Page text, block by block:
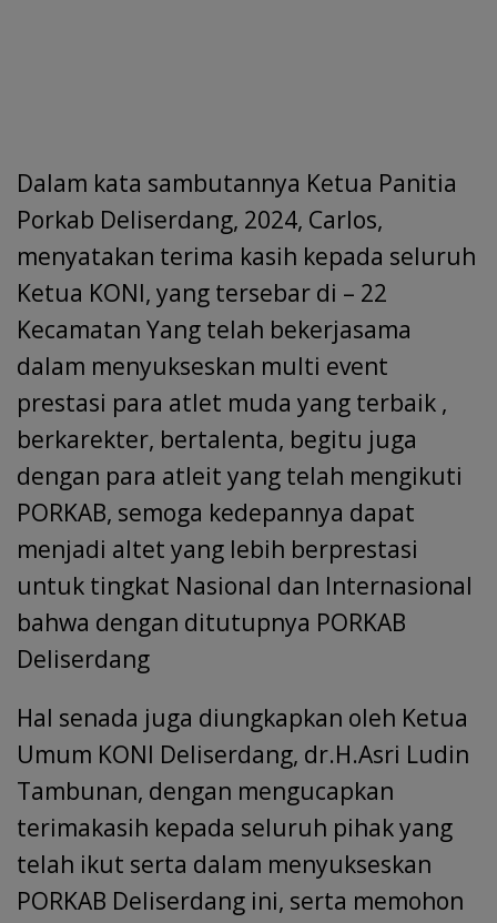
Dalam kata sambutannya Ketua Panitia
Porkab Deliserdang, 2024, Carlos,
menyatakan terima kasih kepada seluruh
Ketua KONI, yang tersebar di – 22
Kecamatan Yang telah bekerjasama
dalam menyukseskan multi event
prestasi para atlet muda yang terbaik ,
berkarekter, bertalenta, begitu juga
dengan para atleit yang telah mengikuti
PORKAB, semoga kedepannya dapat
menjadi altet yang lebih berprestasi
untuk tingkat Nasional dan Internasional
bahwa dengan ditutupnya PORKAB
Deliserdang
Hal senada juga diungkapkan oleh Ketua
Umum KONI Deliserdang, dr.H.Asri Ludin
Tambunan, dengan mengucapkan
terimakasih kepada seluruh pihak yang
telah ikut serta dalam menyukseskan
PORKAB Deliserdang ini, serta memohon